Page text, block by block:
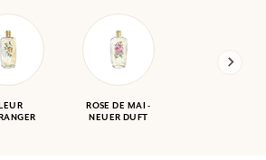
ROSE DE MAI -
NEUER DUFT